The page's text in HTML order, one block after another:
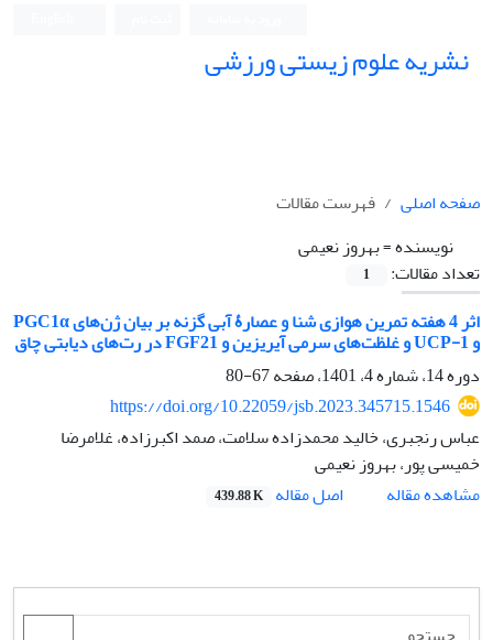
نشریه علوم زیستی ورزشی
صفحه اصلی
فهرست مقالات
نویسنده =بهروز نعیمی
تعداد مقالات:
1
اثر 4 هفته تمرین هوازی شنا و عصارۀ آبی گزنه بر بیان ژن‌های PGC1α
و UCP-1 و غلظت‌های سرمی آیریزین و FGF21 در رت‌های دیابتی چاق
دوره 14، شماره 4، 1401، صفحه
67-80
https://doi.org/10.22059/jsb.2023.345715.1546
عباس رنجبری، خالید محمدزاده سلامت، صمد اکبرزاده، غلامرضا
خمیسی پور، بهروز نعیمی
مشاهده مقاله
اصل مقاله 439.88 K